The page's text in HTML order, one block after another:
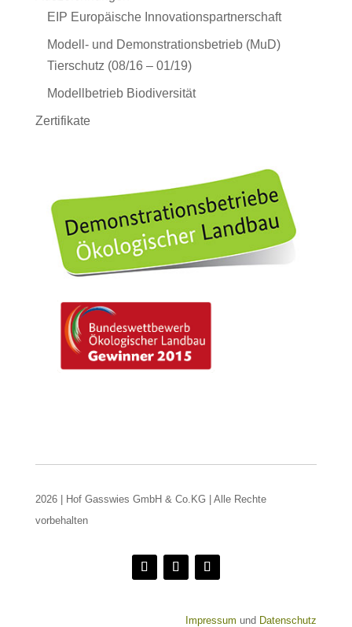
EIP Europäische Innovationspartnerschaft
Modell- und Demonstrationsbetrieb (MuD)
Tierschutz (08/16 – 01/19)
Modellbetrieb Biodiversität
Zertifikate
2026 | Hof Gasswies GmbH & Co.KG | Alle Rechte
vorbehalten
Impressum und Datenschutz